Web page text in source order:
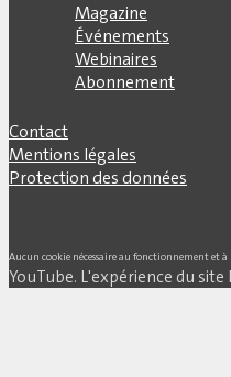
Magazine
Événements
Webinaires
Abonnement
Contact
Mentions légales
Protection des données
Aucun cookie nécessaire au fonctionnement et
YouTube. L'expérience du